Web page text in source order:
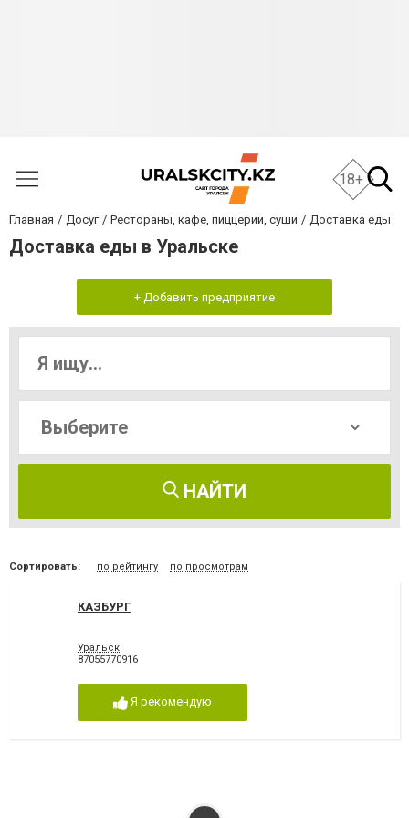
18+
Главная Досуг Рестораны, кафе, пиццерии, суши Доставка еды
Доставка еды в Уральске
+ Добавить предприятие
НАЙТИ
Сортировать: по рейтингу по просмотрам
КАЗБУРГ
Уральск
87055770916
Я рекомендую